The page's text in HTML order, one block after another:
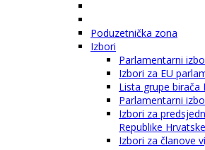
Poduzetnička zona
Izbori
Parlamentarni
Izbori za EU
Lista grupe birača
Parlamentarni
Izbori za
Republike
Izbori za članove